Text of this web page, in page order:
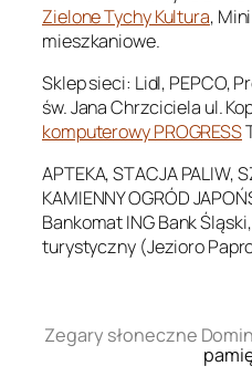
Zielone Tychy Kultura,
mieszkaniowe.
Sklep sieci: Lidl, PEPCO,
św. Jana Chrzciciela ul.
komputerowy PROGRESS
APTEKA, STACJA PALIW,
KAMIENNY OGRÓD
Bankomat ING Bank
turystyczny (Jezioro
Zegary słoneczne